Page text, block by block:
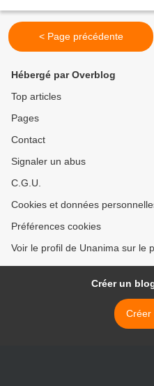
the-legislative-assambly-of-mexico-
bullfighting-in-mexico-city...
< Page précédente
Hébergé par Overblog
Top articles
Pages
Contact
Signaler un abus
C.G.U.
Cookies et données
Préférences cookies
Voir le profil de Unanima sur le
Créer un
Créer